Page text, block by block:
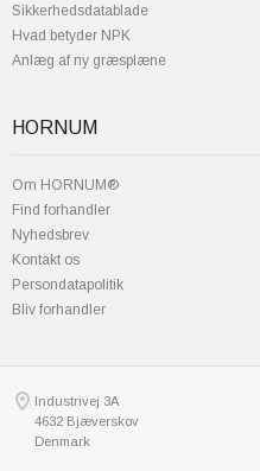
Sikkerhedsdatablade
Hvad betyder NPK
Anlæg af ny græsplæne
HORNUM
Om HORNUM®
Find forhandler
Nyhedsbrev
Kontakt os
Persondatapolitik
Bliv forhandler
Industrivej 3A
4632 Bjæverskov
Denmark